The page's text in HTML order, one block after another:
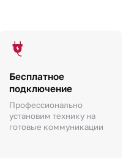
Бесплатное
подключение
Профессионально
установим технику на
готовые коммуникации